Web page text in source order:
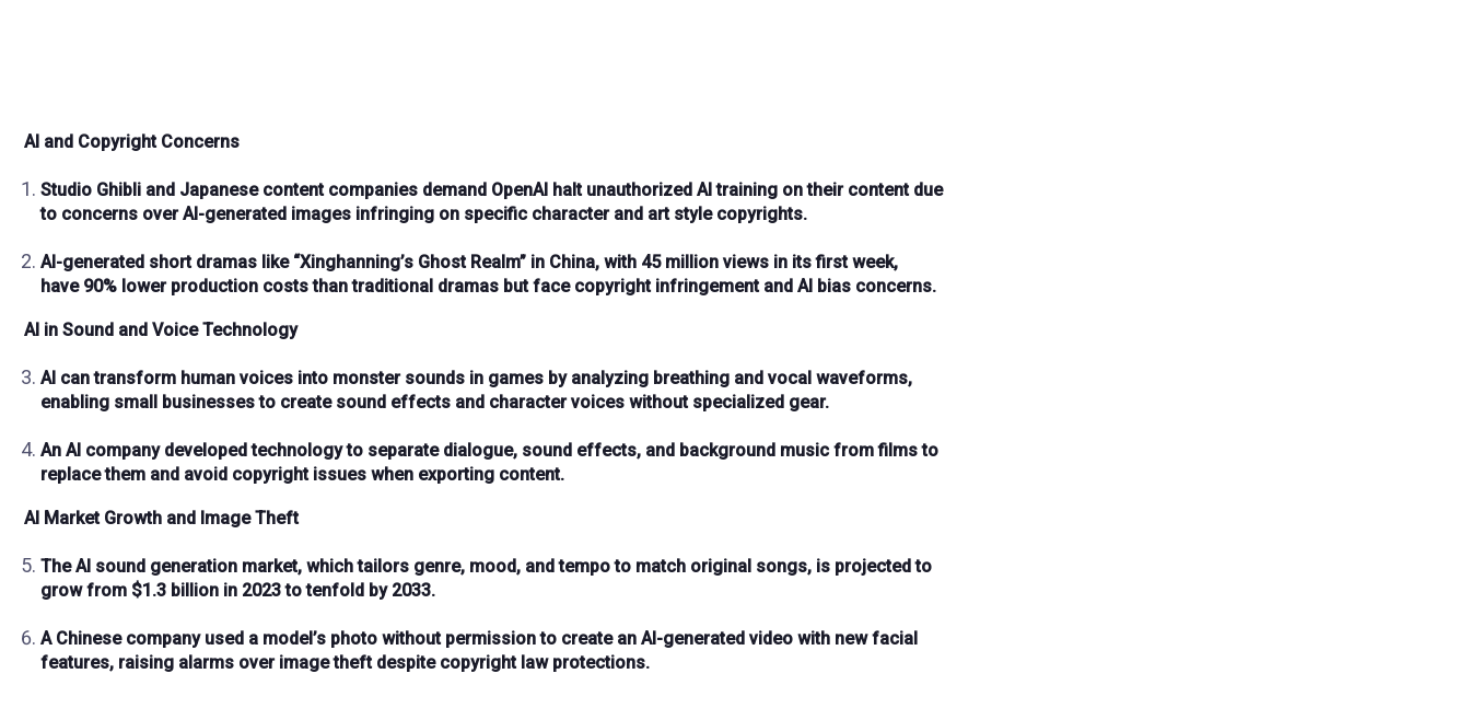
AI and Copyright Concerns
Studio Ghibli and Japanese content companies demand OpenAI halt unauthorized AI training on their content due
to concerns over AI-generated images infringing on specific character and art style copyrights.
AI-generated short dramas like “Xinghanning’s Ghost Realm” in China, with 45 million views in its first week,
have 90% lower production coststhan traditional dramas but face copyright infringementand AI bias concerns.
AI in Sound and Voice Technology
AI can transform human voices into monster sounds in games by analyzing breathing and vocal waveforms,
enabling small businesses to create sound effects and character voices without specialized gear.
An AI company developed technology to separate dialogue, sound effects, and background music from films to
replace them and avoid copyright issues when exporting content.
AI Market Growth and Image Theft
The AI sound generation market, which tailors genre, mood, andtempoto match original songs, is projected to
grow from $1.3 billion in 2023 totenfold by 2033.
A Chinese company used a model’s photo without permission to create an AI-generated video with new facial
features, raising alarms over image theftdespite copyright law protections.